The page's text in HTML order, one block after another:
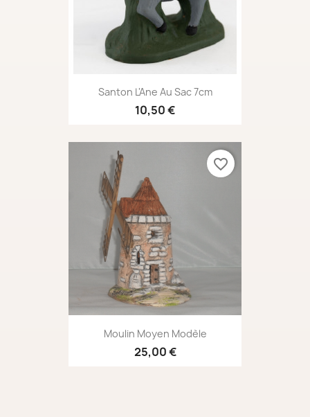
Santon L'Ane Au Sac 7cm
10,50 €
Moulin Moyen Modèle
25,00 €
favorite_border